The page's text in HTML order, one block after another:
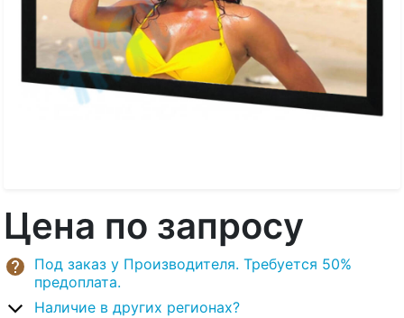
Цена по запросу
Под заказ у Производителя. Требуется 50%
предоплата.
Наличие в других регионах?